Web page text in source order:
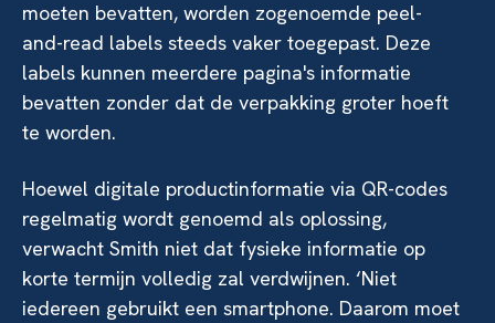
moeten bevatten, worden zogenoemde peel-
and-read labels steeds vaker toegepast. Deze
labels kunnen meerdere pagina's informatie
bevatten zonder dat de verpakking groter hoeft
te worden.
Hoewel digitale productinformatie via QR-codes
regelmatig wordt genoemd als oplossing,
verwacht Smith niet dat fysieke informatie op
korte termijn volledig zal verdwijnen. ‘Niet
iedereen gebruikt een smartphone. Daarom moet